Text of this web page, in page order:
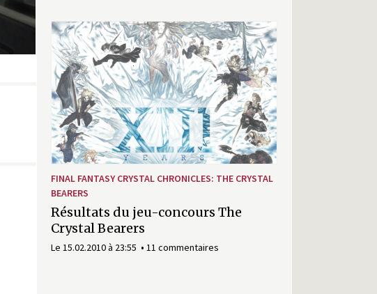
FINAL FANTASY CRYSTAL CHRONICLES: THE CRYSTAL
BEARERS
Résultats du jeu-concours The
Crystal Bearers
Le 15.02.2010 à 23:55 11 commentaires